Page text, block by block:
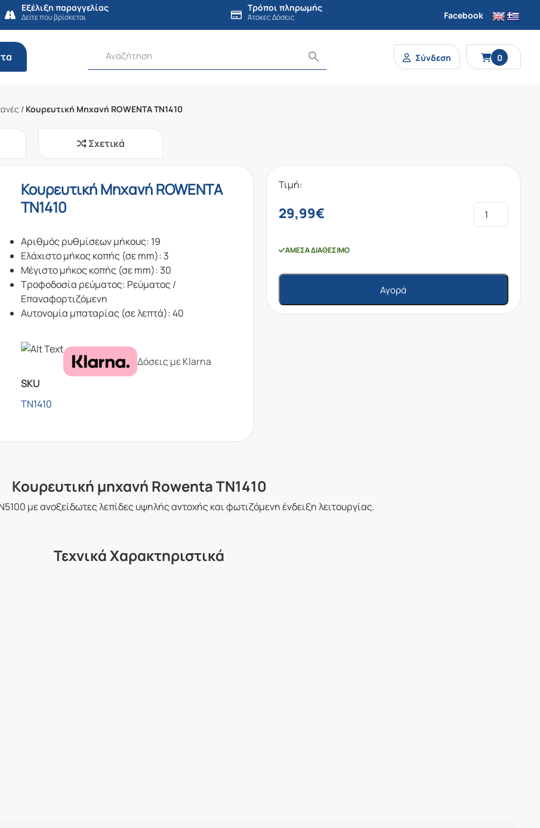
Εξέλιξη παραγγελίας
Δείτε που βρίσκεται
Τρόποι πληρωμής
Άτοκες Δόσεις Facebook
Σύνδεση 0
/ Κουρευτική Μηχανή ROWENTA TN1410
Σχετικά
Κουρευτική Μηχανή ROWENTA
TN1410
Αριθμός ρυθμίσεων μήκους: 19
Ελάχιστο μήκος κοπής (σε mm): 3
Μέγιστο μήκος κοπής (σε mm): 30
Τροφοδοσία ρεύματος: Ρεύματος /
Επαναφορτιζόμενη
Αυτονομία μπαταρίας (σε λεπτά): 40
Δόσεις με Klarna
SKU
TN1410
Τιμή:
29,99€
ΆΜΕΣΑ ΔΙΑΘΈΣΙΜΟ
Αγορά
Κουρευτική μηχανή Rowenta TN1410
με ανοξείδωτες λεπίδες υψηλής αντοχής και φωτιζόμενη ένδειξη λειτουργίας.
Τεχνικά Χαρακτηριστικά